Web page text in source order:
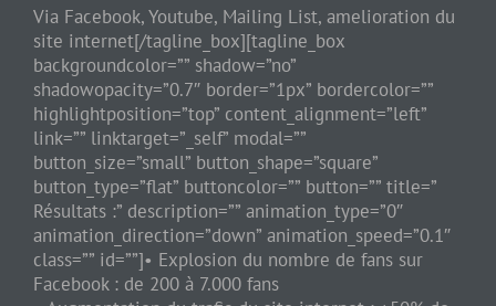
Via Facebook, Youtube, Mailing List, amelioration du
site internet[/tagline_box][tagline_box
backgroundcolor=”” shadow=”no”
shadowopacity=”0.7″ border=”1px” bordercolor=””
highlightposition=”top” content_alignment=”left”
link=”” linktarget=”_self” modal=””
button_size=”small” button_shape=”square”
button_type=”flat” buttoncolor=”” button=”” title=”
Résultats :” description=”” animation_type=”0″
animation_direction=”down” animation_speed=”0.1″
class=”” id=””]• Explosion du nombre de fans sur
Facebook : de 200 à 7.000 fans